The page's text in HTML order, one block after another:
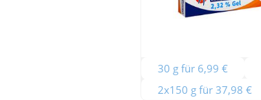
30 g für 6,99 €
2x150 g für 37,98 €